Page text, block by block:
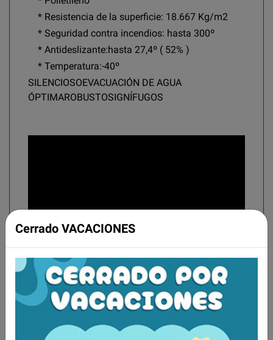
* Resistencia de la superficie: 18.667 Kg/m2
* Seguridad contra incendios: hasta 300º
* Antideslizante:hasta 27,4º ( 52% )
* Temperatura:-40º
SILENCIOSOEVACUACIÓN DE AGUA
ÓPTIMAROBUSTOSIGNÍFUGOS
Cerrado VACACIONES